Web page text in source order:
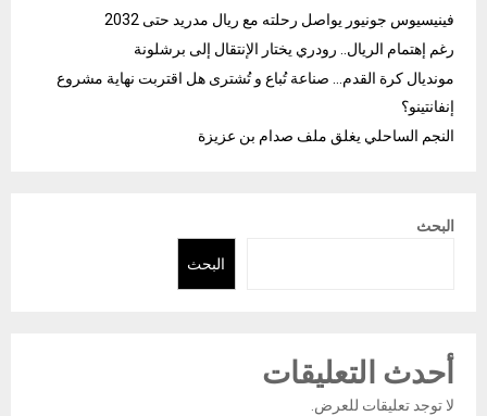
فينيسيوس جونيور يواصل رحلته مع ريال مدريد حتى 2032
رغم إهتمام الريال.. رودري يختار الإنتقال إلى برشلونة
مونديال كرة القدم… صناعة تُباع و تُشترى هل اقتربت نهاية مشروع
إنفانتينو؟
النجم الساحلي يغلق ملف صدام بن عزيزة
البحث
البحث
أحدث التعليقات
لا توجد تعليقات للعرض.